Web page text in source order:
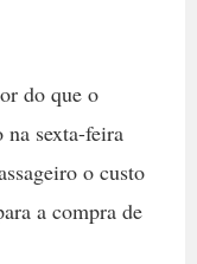
do que o
sexta-feira
o custo
a compra de